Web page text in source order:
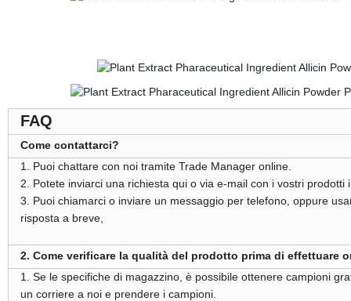
FAQ
Come contattarci?
1. Puoi chattare con noi tramite Trade Manager online.
2. Potete inviarci una richiesta qui o via e-mail con i vostri prodotti
3. Puoi chiamarci o inviare un messaggio per telefono, oppure
risposta a breve,
2. Come verificare la qualità del prodotto prima di effettuare
1. Se le specifiche di magazzino, è possibile ottenere campioni
un corriere a noi e prendere i campioni.